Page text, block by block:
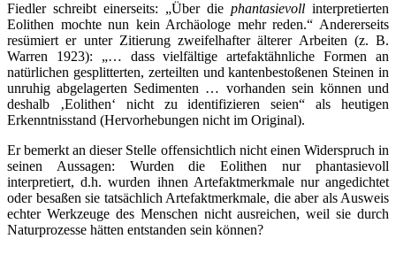
Fiedler schreibt einerseits: „Über die phantasievoll interpretierten
Eolithen mochte nun kein Archäologe mehr reden.“ Andererseits
resümiert er unter Zitierung zweifelhafter älterer Arbeiten (z. B.
Warren 1923): „… dass vielfältige artefaktähnliche Formen an
natürlichen gesplitterten, zerteilten und kantenbestoßenen Steinen in
unruhig abgelagerten Sedimenten … vorhanden sein können und
deshalb ‚Eolithen‘ nicht zu identifizieren seien“ als heutigen
Erkenntnisstand (Hervorhebungen nicht im Original).
Er bemerkt an dieser Stelle offensichtlich nicht einen Widerspruch in
seinen Aussagen: Wurden die Eolithen nur phantasievoll
interpretiert, d.h. wurden ihnen Artefaktmerkmale nur angedichtet
oder besaßen sie tatsächlich Artefaktmerkmale, die aber als Ausweis
echter Werkzeuge des Menschen nicht ausreichen, weil sie durch
Naturprozesse hätten entstanden sein können?